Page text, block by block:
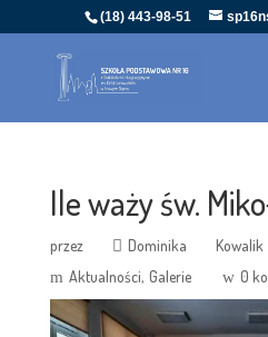
(18) 443-98-51
Ile waży św.
przez Dominika Kowalik
Aktualności Galerie 0